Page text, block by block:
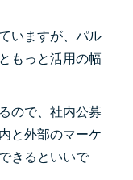
いますが、パル
もっと活用の幅
ので、社内公募
と外部のマーケ
きるといいで